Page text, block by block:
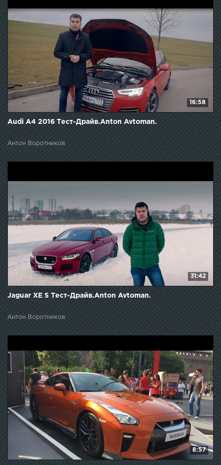
16:58
Audi A4 2016 Тест-Драйв.Anton Avtoman.
Антон Воротников
31:42
Jaguar XE S Тест-Драйв.Anton Avtoman.
Антон Воротников
8:57